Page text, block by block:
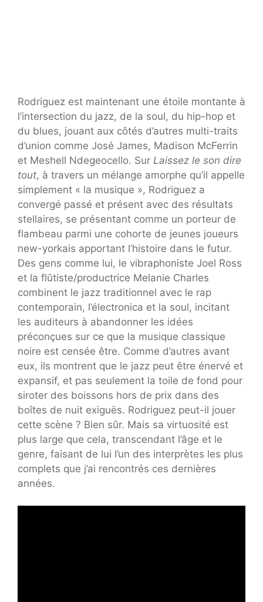
Rodriguez est maintenant une étoile montante à
l’intersection du jazz, de la soul, du hip-hop et
du blues, jouant aux côtés d’autres multi-traits
d’union comme José James, Madison McFerrin
et Meshell Ndegeocello. Sur Laissez le son dire
tout, à travers un mélange amorphe qu’il appelle
simplement « la musique », Rodriguez a
convergé passé et présent avec des résultats
stellaires, se présentant comme un porteur de
flambeau parmi une cohorte de jeunes joueurs
new-yorkais apportant l’histoire dans le futur.
Des gens comme lui, le vibraphoniste Joel Ross
et la flûtiste/productrice Melanie Charles
combinent le jazz traditionnel avec le rap
contemporain, l’électronica et la soul, incitant
les auditeurs à abandonner les idées
préconçues sur ce que la musique classique
noire est censée être. Comme d’autres avant
eux, ils montrent que le jazz peut être énervé et
expansif, et pas seulement la toile de fond pour
siroter des boissons hors de prix dans des
boîtes de nuit exiguës. Rodriguez peut-il jouer
cette scène ? Bien sûr. Mais sa virtuosité est
plus large que cela, transcendant l’âge et le
genre, faisant de lui l’un des interprètes les plus
complets que j’ai rencontrés ces dernières
années.